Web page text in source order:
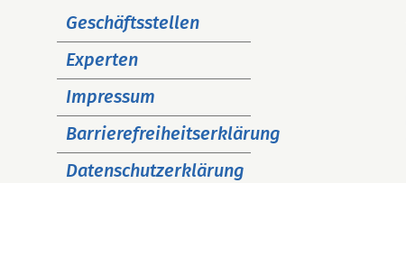
überspringen
Geschäftsstellen
Experten
Impressum
Barrierefreiheitserklärung
Datenschutzerklärung